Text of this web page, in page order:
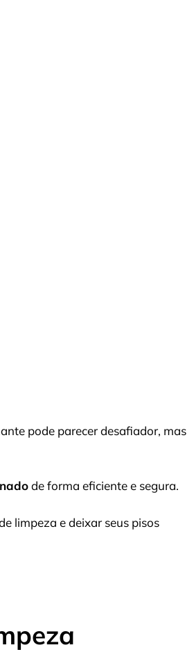
pode parecer desafiador, mas
de forma eficiente e segura.
limpeza e deixar seus pisos